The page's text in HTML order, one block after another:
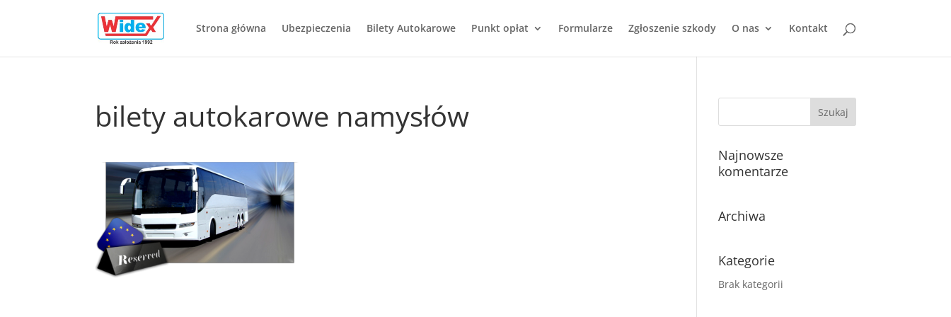
Strona główna Ubezpieczenia Bilety Autokarowe Punkt opłat Formularze Zgłoszenie szkody O nas Kontakt
bilety autokarowe namysłów
Najnowsze
komentarze
Archiwa
Kategorie
Brak kategorii